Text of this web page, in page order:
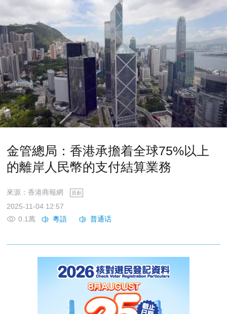
金管總局：香港承擔着全球75%以上
的離岸人民幣的支付結算業務
來源：香港商報網 原創
2025-11-04 12:57
0.1萬